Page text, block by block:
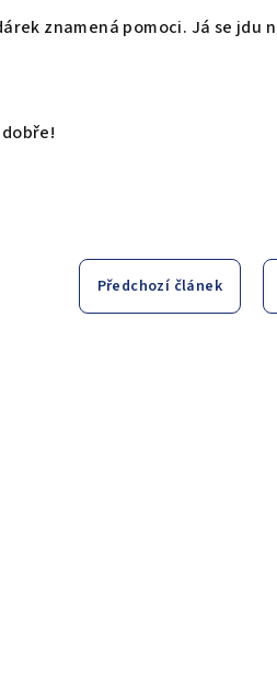
znamená pomoci. Já se jdu
Předchozí článek